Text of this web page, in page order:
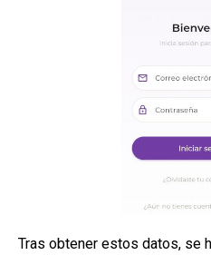
Tras obtener estos datos, se